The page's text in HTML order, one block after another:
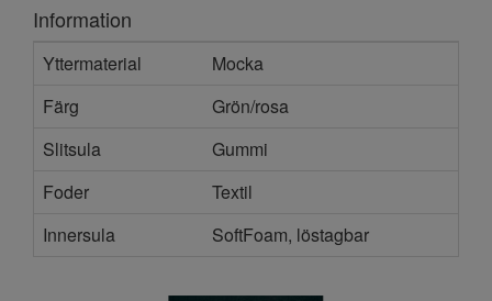
Information
Yttermaterial
Mocka
Färg
Grön/rosa
Slitsula
Gummi
Foder
Textil
Innersula
SoftFoam, löstagbar